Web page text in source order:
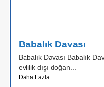
Babalık Davası
Babalık Davası Babalık
evlilik dışı doğan...
Daha Fazla